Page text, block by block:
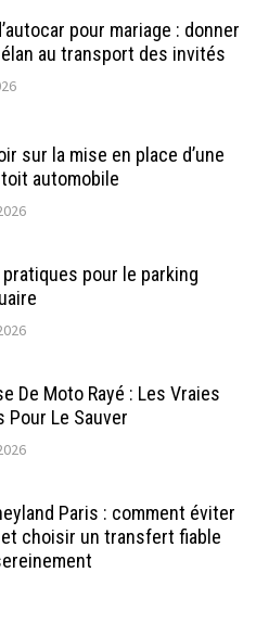
pour mariage : donner
au transport des invités
sur la mise en place d’une
automobile
pour le parking
De Moto Rayé : Les Vraies
Pour Le Sauver
Paris : comment éviter
choisir un transfert fiable